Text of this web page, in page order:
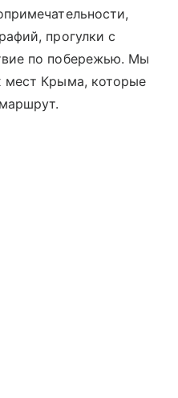
прогулки с
по побережью. Мы
мест Крыма, которые